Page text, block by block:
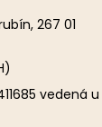
267 01
vedená